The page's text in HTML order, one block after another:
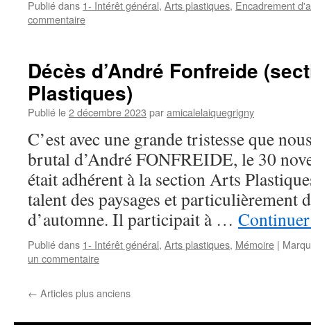
Publié dans 1- Intérêt général, Arts plastiques, Encadrement
commentaire
Décès d’André Fonfreide
Plastiques)
Publié le2 décembre 2023 paramicalelaiquegrigny
C’est avec une grande tristesse que
brutal d’André FONFREIDE, le 30
était adhérent à la section Arts
talent des paysages et particulièrement
d’automne. Il participait à …
Publié dans 1- Intérêt général, Arts plastiques, Mémoire |
un commentaire
← Articles plus anciens